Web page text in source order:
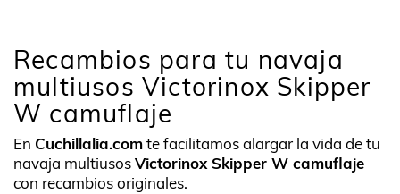
Recambios para tu navaja
multiusos Victorinox Skipper
W camuflaje
En Cuchillalia.comte facilitamos alargar la vida de tu
navaja multiusosVictorinox Skipper W camuflaje
con recambios originales.